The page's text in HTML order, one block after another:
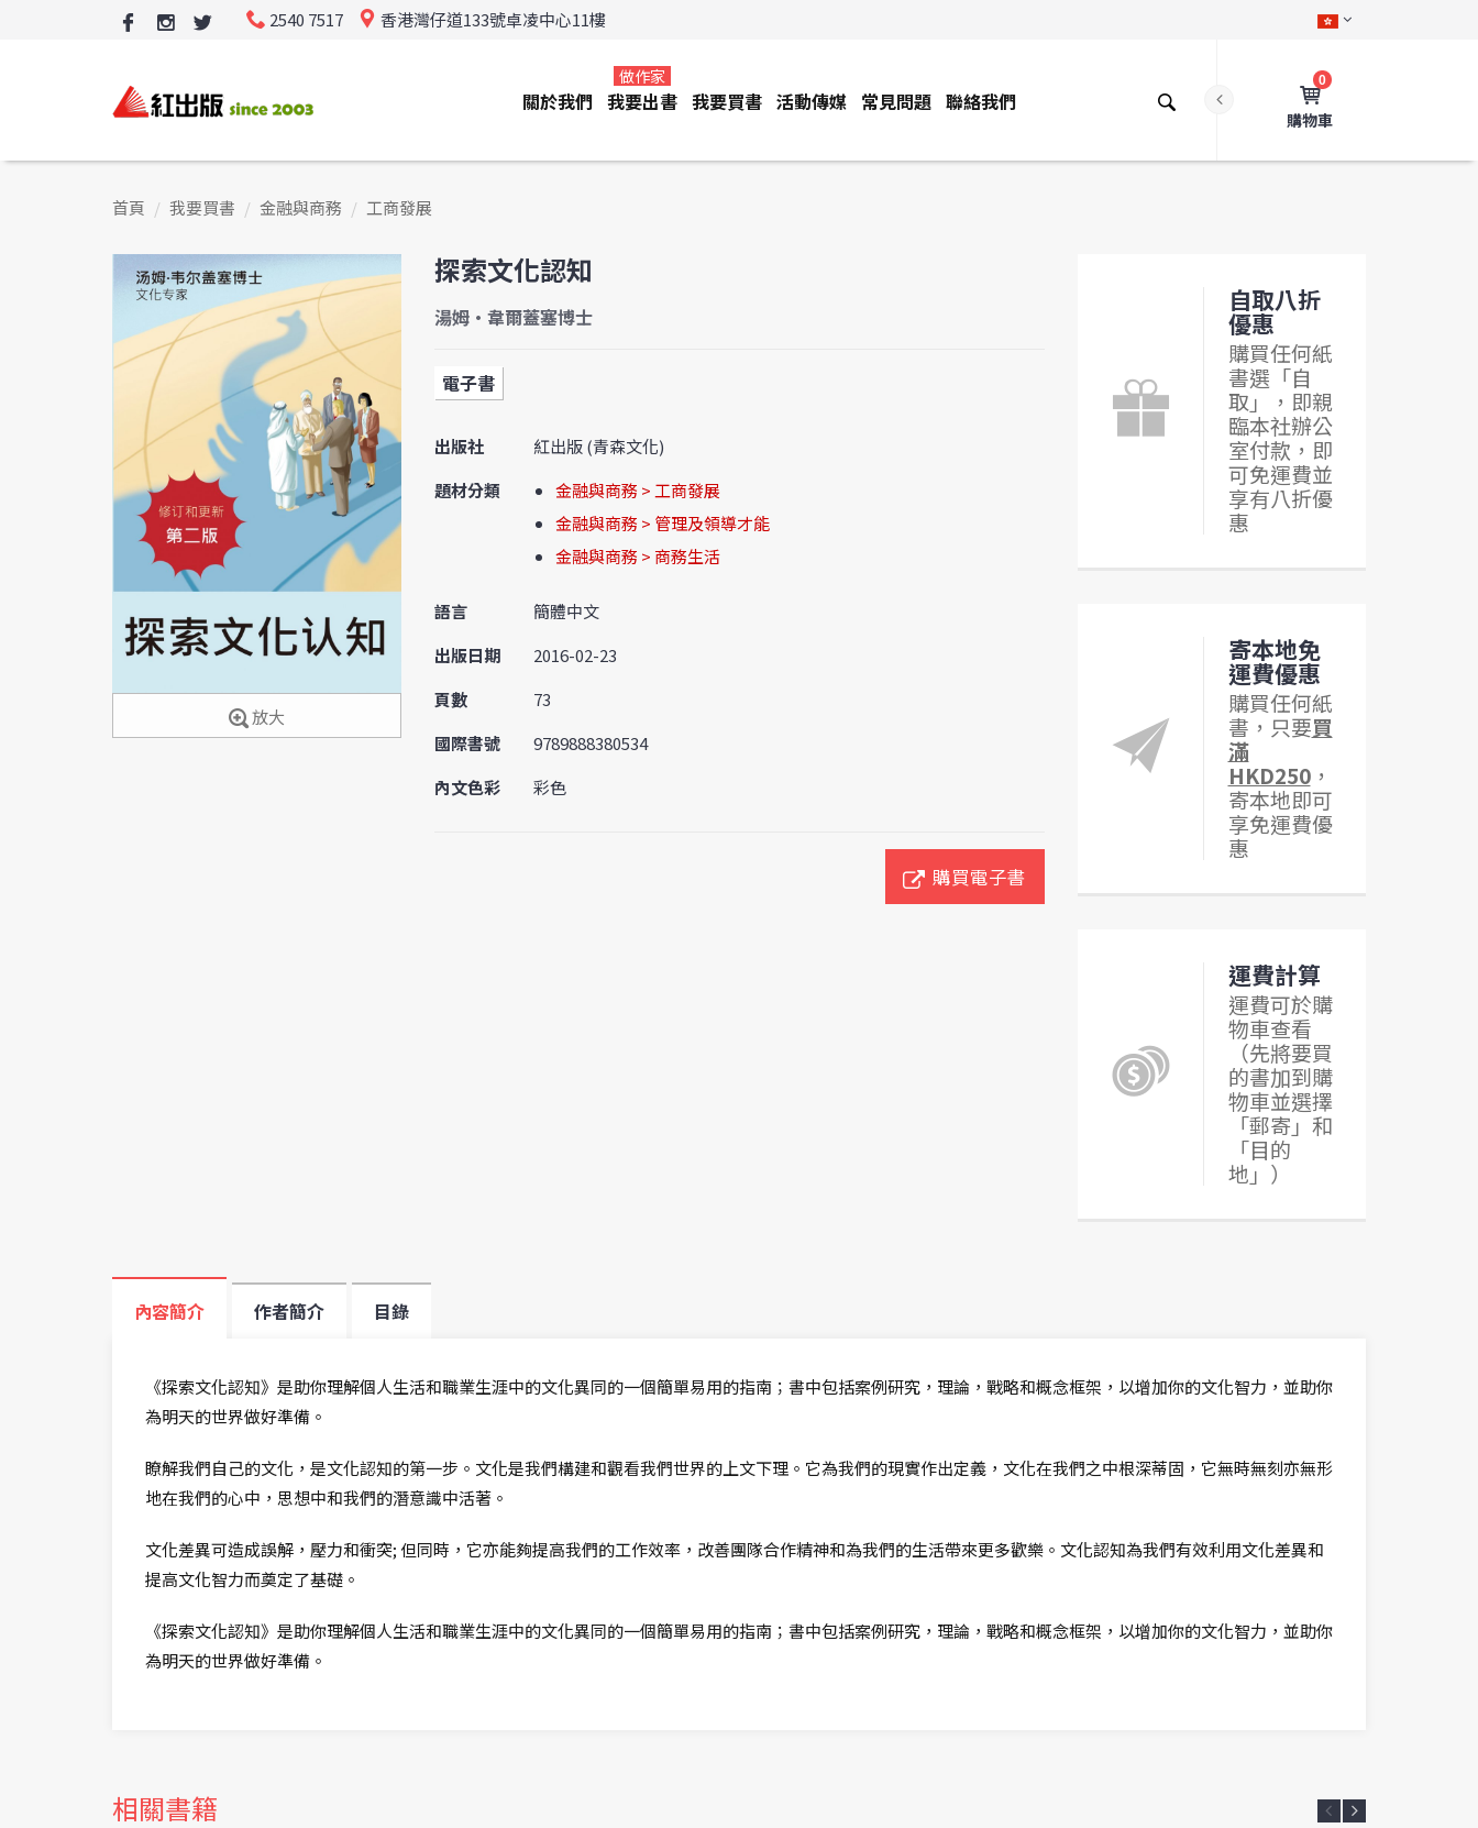
2540 7517 香港灣仔道133號卓凌中心11樓
0
購物車
關於我們 我要出書
做作家
我要買書 活動傳媒 常見問題 聯絡我們
首頁 我要買書 金融與商務 工商發展
放大
探索文化認知
湯姆·韋爾蓋塞博士
電子書
出版社
紅出版 (青森文化)
題材分類
金融與商務 > 工商發展
金融與商務 > 管理及領導才能
金融與商務 > 商務生活
語言
簡體中文
出版日期
2016-02-23
頁數
73
國際書號
9789888380534
內文色彩
彩色
購買電子書
自取八折
優惠
購買任何紙
書選「自
取」，即親
臨本社辦公
室付款，即
可免運費並
享有八折優
惠
寄本地免
運費優惠
購買任何紙
書，只要買
滿
HKD250，
寄本地即可
享免運費優
惠
運費計算
運費可於購
物車查看
（先將要買
的書加到購
物車並選擇
「郵寄」和
「目的
地」）
內容簡介 作者簡介 目錄
《探索文化認知》是助你理解個人生活和職業生涯中的文化異同的一個簡單易用的指南；書中包括案例研究，理論，戰略和概念框架，以增加你的文化智力，並助你
為明天的世界做好準備。
瞭解我們自己的文化，是文化認知的第一步。文化是我們構建和觀看我們世界的上文下理。它為我們的現實作出定義，文化在我們之中根深蒂固，它無時無刻亦無形
地在我們的心中，思想中和我們的潛意識中活著。
文化差異可造成誤解，壓力和衝突; 但同時，它亦能夠提高我們的工作效率，改善團隊合作精神和為我們的生活帶來更多歡樂。文化認知為我們有效利用文化差異和
提高文化智力而奠定了基礎。
《探索文化認知》是助你理解個人生活和職業生涯中的文化異同的一個簡單易用的指南；書中包括案例研究，理論，戰略和概念框架，以增加你的文化智力，並助你
為明天的世界做好準備。
相關書籍